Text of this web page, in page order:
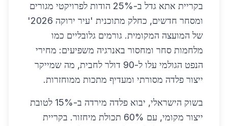
בקריית אתא גדל ב-25% הודות לפרויקטי מגורים
ומסחר חדשים, כחלק מתוכנית 'עיר ירוקה 2026'
של המועצה המקומית. גורמים גלובליים כמו
מלחמות סחר ומחסור באנרגיה משפיעים: מחירי
הנפט הגולמי עלו ל-90 דולר לחבית, מה שמייקר
ייצור פלדה מסורתי ומעדיף מתכות ממוחזרות.
בשוק הישראלי, יבוא פלדה מירדה ב-15% לטובת
ייצור מקומי, עם 60% תכולת מיחזור. בקריית